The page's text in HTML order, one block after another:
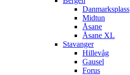
Danmarksplass
Midtun
Åsane
Åsane XL
Stavanger
Hillevåg
Gausel
Forus